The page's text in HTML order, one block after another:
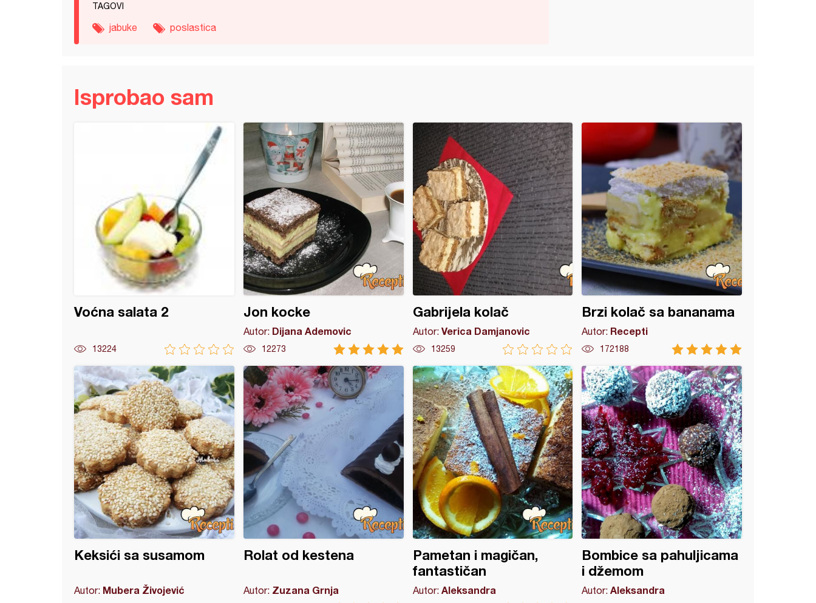
TAGOVI
jabuke poslastica
Isprobao sam
Voćna salata 2
13224
Jon kocke
Autor: Dijana Ademovic
12273
Gabrijela kolač
Autor: Verica Damjanovic
13259
Brzi kolač sa bananama
Autor: Recepti
172188
Keksići sa susamom
Autor: Mubera Živojević
Rolat od kestena
Autor: Zuzana Grnja
Pametan i magičan,
fantastičan
Autor: Aleksandra
Bombice sa pahuljicama
i džemom
Autor:Aleksandra
sa pahuljicama i džemom